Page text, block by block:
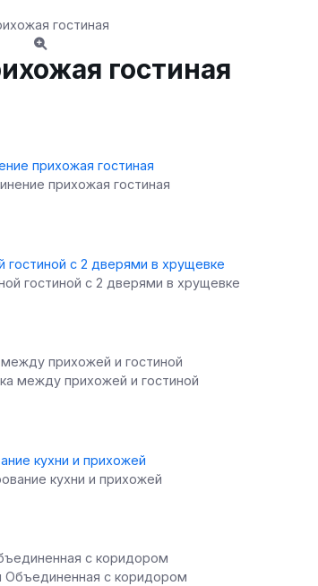
гостиная
прихожая гостиная
гостиной с 2 дверями в хрущевке
между прихожей и гостиной
кухни и прихожей
Объединенная с коридором